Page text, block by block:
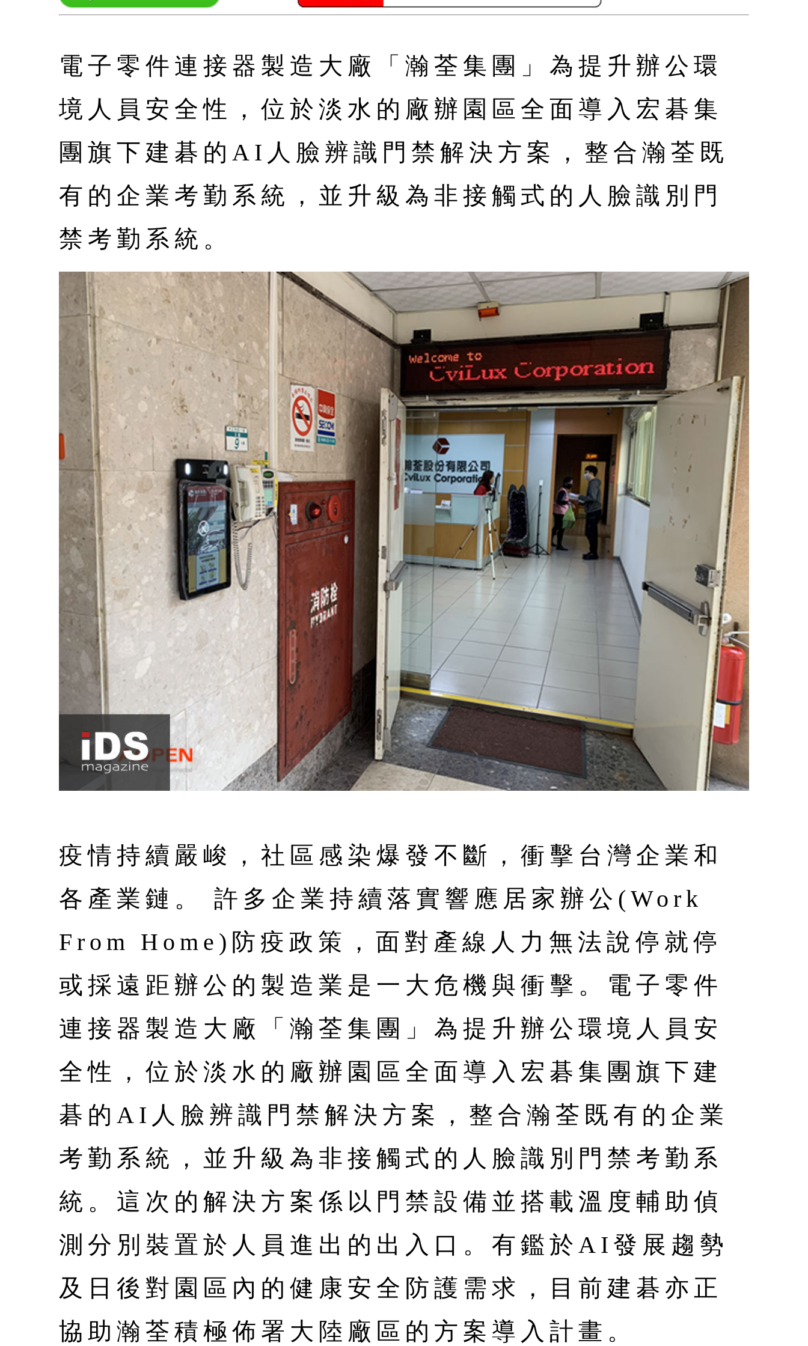
電子零件連接器製造大廠「瀚荃集團」為提升辦公環
境人員安全性，位於淡水的廠辦園區全面導入宏碁集
團旗下建碁的AI人臉辨識門禁解決方案，整合瀚荃既
有的企業考勤系統，並升級為非接觸式的人臉識別門
禁考勤系統。
疫情持續嚴峻，社區感染爆發不斷，衝擊台灣企業和
各產業鏈。 許多企業持續落實響應居家辦公(Work
From Home)防疫政策，面對產線人力無法說停就停
或採遠距辦公的製造業是一大危機與衝擊。電子零件
連接器製造大廠「瀚荃集團」為提升辦公環境人員安
全性，位於淡水的廠辦園區全面導入宏碁集團旗下建
碁的AI人臉辨識門禁解決方案，整合瀚荃既有的企業
考勤系統，並升級為非接觸式的人臉識別門禁考勤系
統。這次的解決方案係以門禁設備並搭載溫度輔助偵
測分別裝置於人員進出的出入口。有鑑於AI發展趨勢
及日後對園區內的健康安全防護需求，目前建碁亦正
協助瀚荃積極佈署大陸廠區的方案導入計畫。